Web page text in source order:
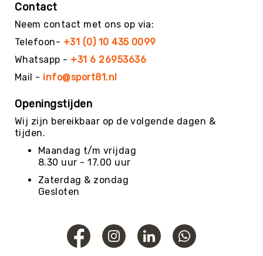
Padel
Pilates
Poull
Ball
Rugby
Scouting/Outdoor
Slacklinen
Speedbadminton
Spikeball
Contact
Neem contact met ons op via:
Telefoon- +31 (0) 10 435 0099
Whatsapp - +31 6 26953636
Mail - info@sport81.nl
Openingstijden
Wij zijn bereikbaar op de volgende dagen &
tijden.
Maandag t/m vrijdag
8.30 uur - 17.00 uur
Zaterdag & zondag
Gesloten